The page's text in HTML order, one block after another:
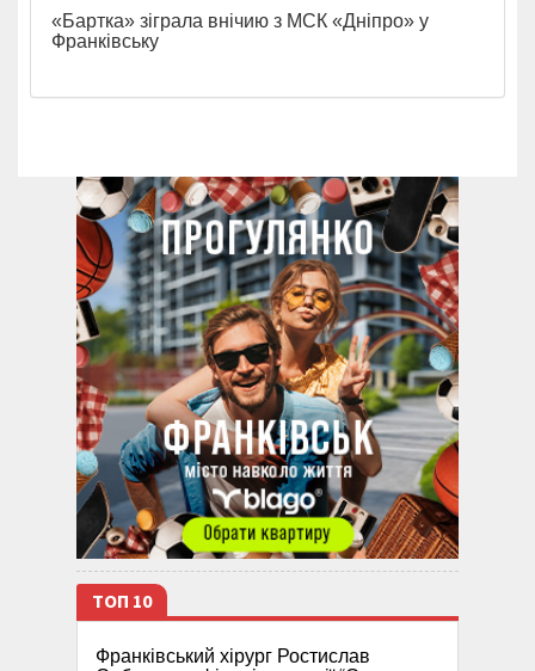
«Бартка» зіграла внічию з МСК «Дніпро» у
Франківську
ТОП 10
Франківський хірург Ростислав